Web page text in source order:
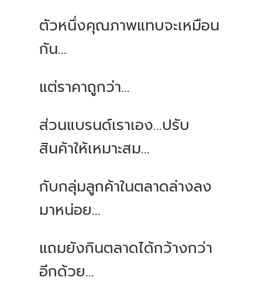
ตัวหนึ่งคุณภาพแทบจะเหมือน
กัน...
แต่ราคาถูกว่า...
ส่วนแบรนด์เราเอง...ปรับ
สินค้าให้เหมาะสม...
กับกลุ่มลูกค้าในตลาดล่างลง
มาหน่อย...
แถมยังกินตลาดได้กว้างกว่า
อีกด้วย...